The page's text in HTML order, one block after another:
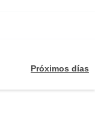
Próximos días